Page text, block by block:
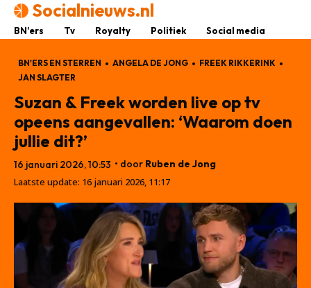
Socialnieuws.nl
BN’ers Tv Royalty Politiek Social media
BN'ERS EN STERREN ANGELA DE JONG
FREEK RIKKERINK
JAN SLAGTER
Suzan & Freek worden live op tv
opeens aangevallen: ‘Waarom doen
jullie dit?’
16 januari 2026, 10:53 • door Ruben de Jong
Laatste update: 16 januari 2026, 11:17